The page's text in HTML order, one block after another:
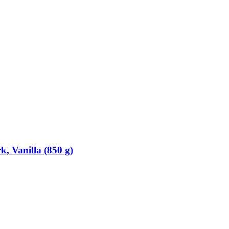
Vanilla (850 g)